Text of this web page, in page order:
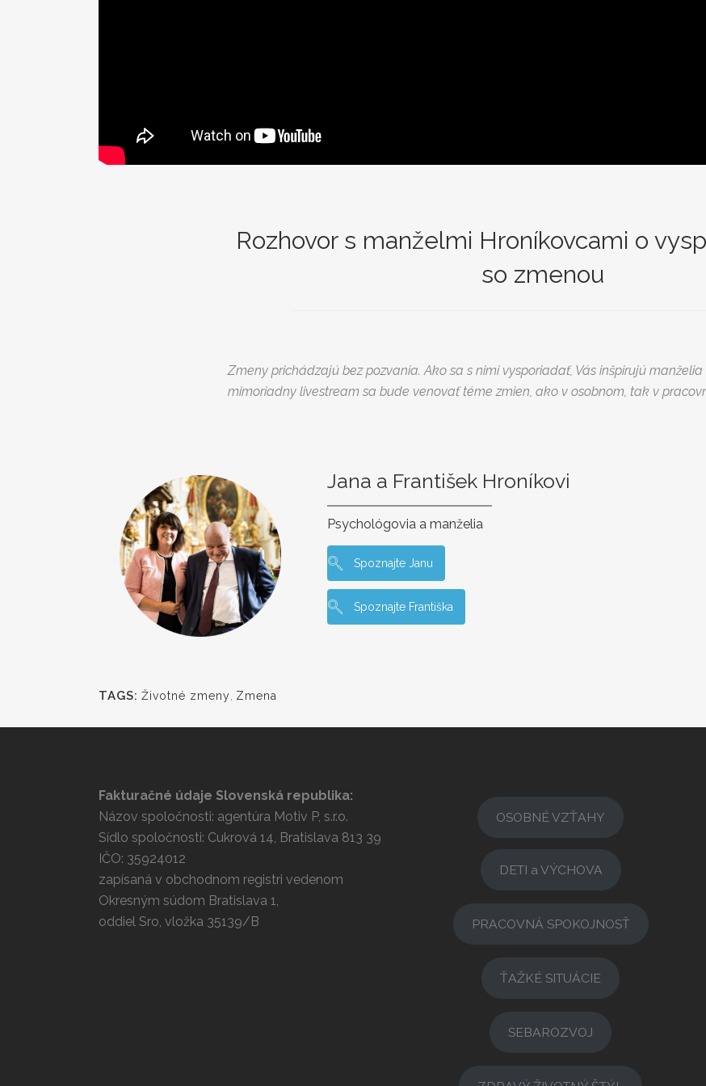
Rozhovor s manželmi Hroníkovcami o
so zmenou
Zmeny prichádzajú bez pozvania. Ako sa s nimi vysporiadať, Vás inšpirujú manželia
mimoriadny livestream sa bude venovať téme zmien, ako v osobnom, tak v
Jana a František Hroníkovi
Psychológovia a manželia
Spoznajte Janu
Spoznajte Františka
TAGS: Životné zmeny Zmena
Fakturačné údaje Slovenská republika:
Názov spoločnosti: agentúra Motiv P, s.r.o.
Sídlo spoločnosti: Cukrová 14, Bratislava 813 39
IČO: 35924012
zapísaná v obchodnom registri vedenom
Okresným súdom Bratislava 1,
oddiel Sro, vložka 35139/B
OSOBNÉ VZŤAHY
DETI a VÝCHOVA
PRACOVNÁ SPOKOJNOSŤ
ŤAŽKÉ SITUÁCIE
SEBAROZVOJ